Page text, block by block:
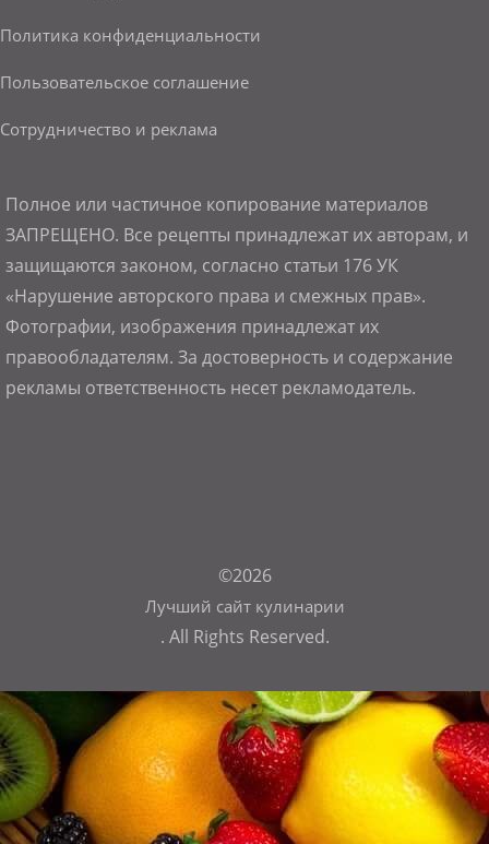
Политика конфиденциальности
Пользовательское соглашение
Сотрудничество и реклама
Полное или частичное копирование материалов
ЗАПРЕЩЕНО. Все рецепты принадлежат их авторам, и
защищаются законом, согласно статьи 176 УК
«Нарушение авторского права и смежных прав».
Фотографии, изображения принадлежат их
правообладателям. За достоверность и содержание
рекламы ответственность несет рекламодатель.
©2026
Лучший сайт кулинарии
. All Rights Reserved.